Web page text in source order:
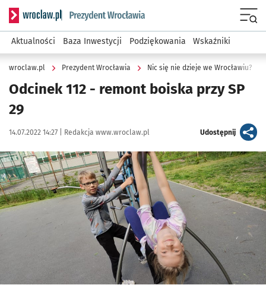
Serwis informacyjny wroclaw.pl podserwis: Prezydent
Aktualności Baza Inwestycji Podziękowania Wskaźniki
wroclaw.pl Prezydent Wrocławia Nic się nie dzieje we Wrocławiu?
Odcinek 112 - remont boiska przy SP
29
Data publikacji:
14.07.2022 14:27 | Autor:
Redakcja www.wroclaw.pl Udostępnijartykuł
Kliknij, aby powiększyć